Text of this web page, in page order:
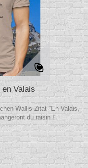
Valais
Wallis-Zitat "En Valais,
du raisin !"